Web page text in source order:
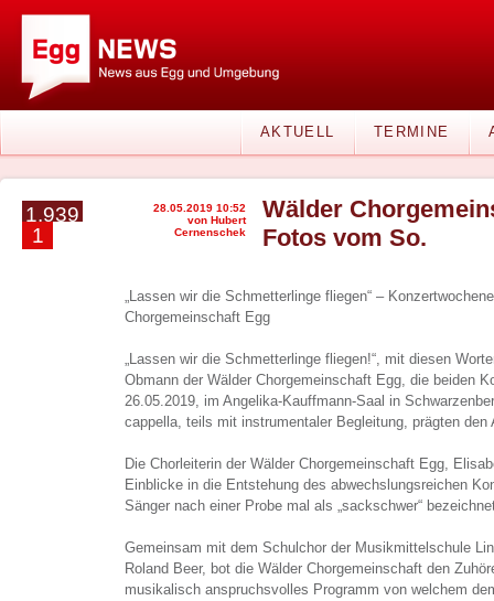
AKTUELL TERMINE
1.939
1
28.05.2019 10:52
von Hubert
Cernenschek
Wälder
Fotos vom So.
„Lassen wir die Schmetterlinge fliegen“ –
Chorgemeinschaft Egg
„Lassen wir die Schmetterlinge fliegen!“, mit diesen
Obmann der Wälder Chorgemeinschaft Egg, die beiden
26.05.2019, im Angelika-Kauffmann-Saal in
cappella, teils mit instrumentaler Begleitung, prägten den
Die Chorleiterin der Wälder Chorgemeinschaft Egg,
Einblicke in die Entstehung des abwechslungsreichen
Sänger nach einer Probe mal als „sackschwer“
Gemeinsam mit dem Schulchor der Musikmittelschule
Roland Beer, bot die Wälder Chorgemeinschaft den
musikalisch anspruchsvolles Programm von welchem